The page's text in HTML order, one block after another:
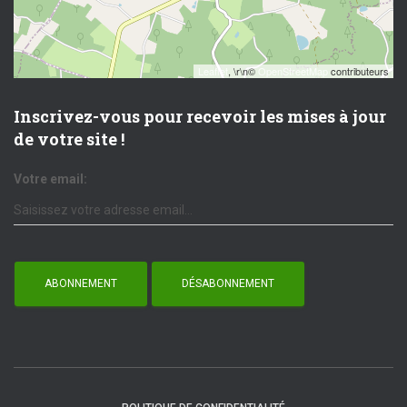
Leaflet, \r\n©OpenStreetMap contributeurs
Inscrivez-vous pour recevoir les mises à jour
de votre site !
Votre email: